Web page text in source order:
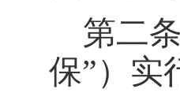
第二条
保”）实